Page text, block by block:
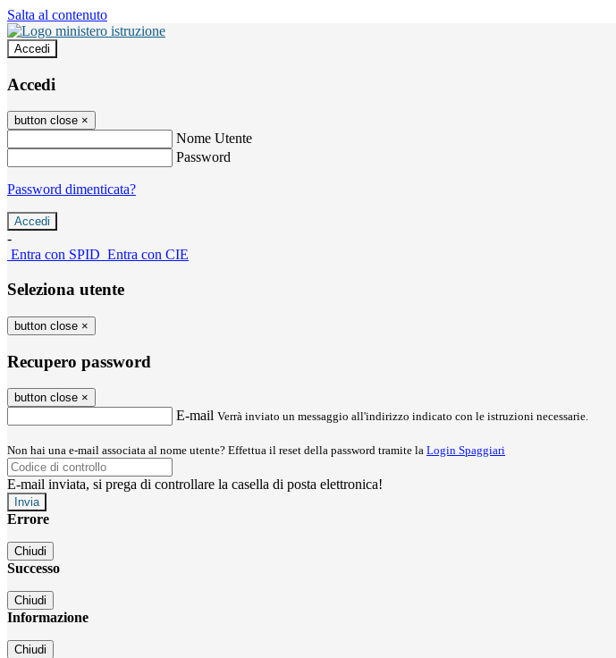
Salta al contenuto
Accedi
Accedi
button close ×
Nome Utente
Password
Password dimenticata?
-
Entra con SPID Entra con CIE
Seleziona utente
button close ×
Recupero password
button close ×
E-mail Verrà inviato un messaggio all'indirizzo indicato con le istruzioni necessarie.
Non hai una e-mail associata al nome utente? Effettua il reset della password tramite la Login Spaggiari
E-mail inviata, si prega di controllare la casella di posta elettronica!
Errore
Chiudi
Successo
Chiudi
Informazione
Chiudi